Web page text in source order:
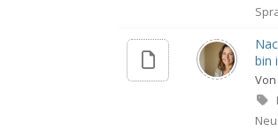
bin
Von